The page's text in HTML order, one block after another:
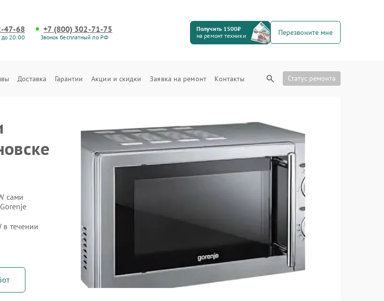
47-68
до 20:00
+7 (800) 302-71-75
Звонок бесплатный по РФ
Получить 1500₽
на ремонт техники
Перезвоните мне
Доставка Гарантии Акции и скидки Заявка на ремонт Контакты Статус ремонта
сами
течении